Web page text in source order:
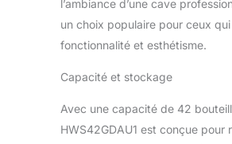
l’ambiance d’une cave
un choix populaire pour ceux
fonctionnalité et esthétisme.
Capacité et stockage
Avec une capacité de 42
HWS42GDAU1 est conçue pour